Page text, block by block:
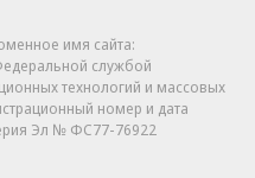
имя сайта:
службой
технологий и массовых
номер и дата
Эл № ФС77-76922